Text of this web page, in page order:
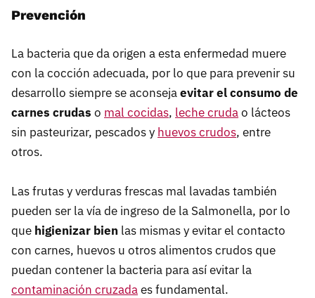
Prevención
La bacteria que da origen a esta enfermedad muere
con la cocción adecuada, por lo que para prevenir su
desarrollo siempre se aconsejaevitar el consumo de
carnes crudas o mal cocidas, leche crudao lácteos
sin pasteurizar, pescados y huevos crudos, entre
otros.
Las frutas y verduras frescas mal lavadas también
pueden ser la vía de ingreso de la Salmonella, por lo
que higienizar bien las mismas y evitar el contacto
con carnes, huevos u otros alimentos crudos que
puedan contener la bacteria para así evitar la
contaminación cruzadaes fundamental.